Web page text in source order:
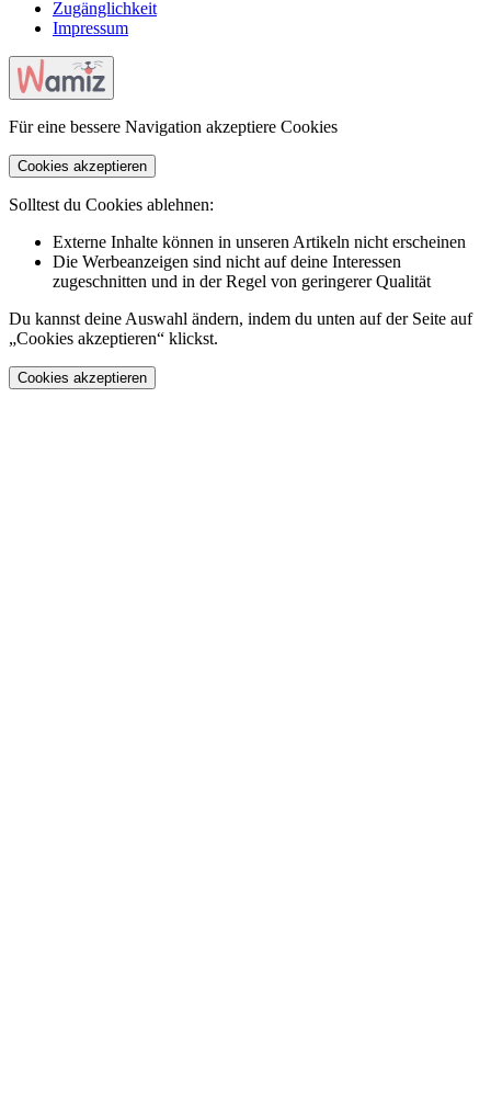
Zugänglichkeit
Impressum
Für eine bessere Navigation akzeptiere Cookies
Cookies akzeptieren
Solltest du Cookies ablehnen:
Externe Inhalte können in unseren Artikeln nicht erscheinen
Die Werbeanzeigen sind nicht auf deine Interessen
zugeschnitten und in der Regel von geringerer Qualität
Du kannst deine Auswahl ändern, indem du unten auf der Seite auf
„Cookies akzeptieren“ klickst.
Cookies akzeptieren